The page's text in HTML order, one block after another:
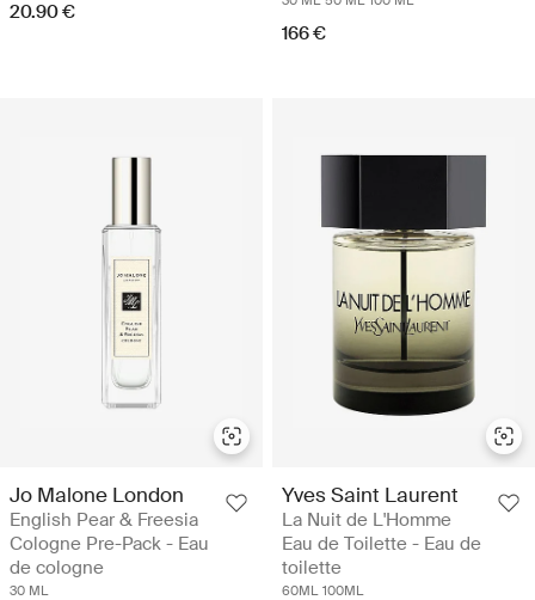
20.90 €
166 €
Jo Malone London
English Pear & Freesia
Cologne Pre-Pack - Eau
de cologne
30 ML
Yves Saint Laurent
La Nuit de L'Homme
Eau de Toilette - Eau de
toilette
60ML 100ML